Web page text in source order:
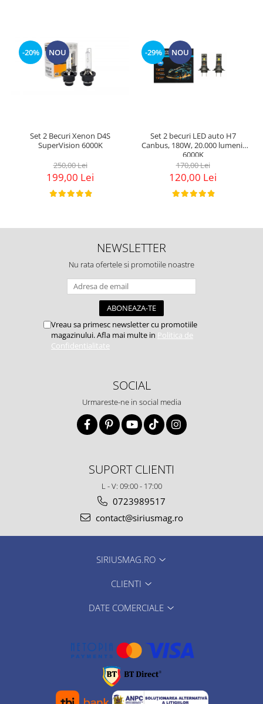
-20% NOU
Set 2 Becuri Xenon D4S
SuperVision 6000K
250,00 Lei
199,00 Lei
-29% NOU
Set 2 becuri LED auto H7
Canbus, 180W, 20.000 lumeni,
6000K
170,00 Lei
120,00 Lei
NEWSLETTER
Nu rata ofertele si promotiile noastre
Vreau sa primesc newsletter cu promotiile
magazinului. Afla mai multe in Politica de
Confidentialitate
SOCIAL
Urmareste-ne in social media
SUPORT CLIENTI
L - V: 09:00 - 17:00
0723989517
contact@siriusmag.ro
SIRIUSMAG.RO
CLIENTI
DATE COMERCIALE